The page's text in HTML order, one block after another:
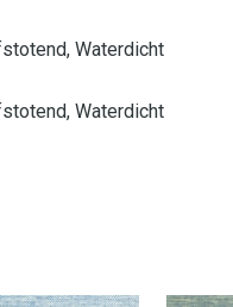
Waterdicht
Waterdicht